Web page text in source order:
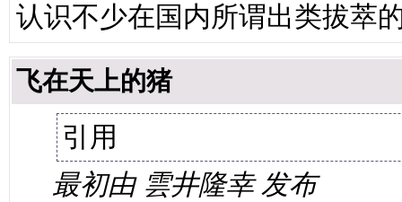
认识不少在国内所谓出类拔萃
飞在天上的猪
引用
最初由 雲井隆幸 发布